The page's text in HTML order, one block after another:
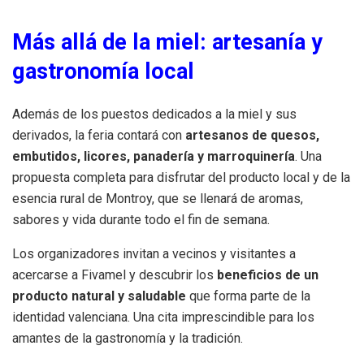
Más allá de la miel: artesanía y
gastronomía local
Además de los puestos dedicados a la miel y sus
derivados, la feria contará con artesanos de quesos,
embutidos, licores, panadería y marroquinería. Una
propuesta completa para disfrutar del producto local y de la
esencia rural de Montroy, que se llenará de aromas,
sabores y vida durante todo el fin de semana.
Los organizadores invitan a vecinos y visitantes a
acercarse a Fivamel y descubrir los beneficios de un
producto natural y saludable que forma parte de la
identidad valenciana. Una cita imprescindible para los
amantes de la gastronomía y la tradición.